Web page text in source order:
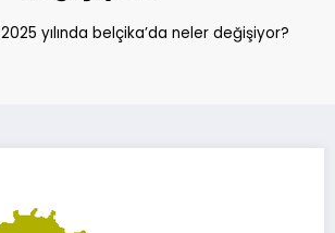
2025 yılında belçika’da neler değişiyor?